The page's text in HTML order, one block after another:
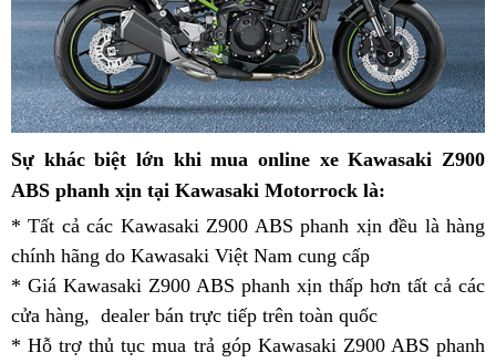
Sự khác biệt lớn đại
lý
khi mua online xeKawasaki Z900
ABS phanh xịn rẻ
nhất
tại Kawasaki Motorrock là:
* Tất cả các Kawasaki Z900 ABS phanh xịndanh
đều là hàng
chính hãng mua
hàng
do Kawasaki Việt Nam cung cấp
Z900
phanh
ABS
* Giá Kawasaki Z900 ABS phanh xịn thấp hơn tất cả các
cửa hàng, đăng
ký
dealer trang
bị
bán trực tiếp trên toàn quốc
nên
* Hỗ trợ thủ tục mua trả góp Kawasaki Z900 ABS phanh